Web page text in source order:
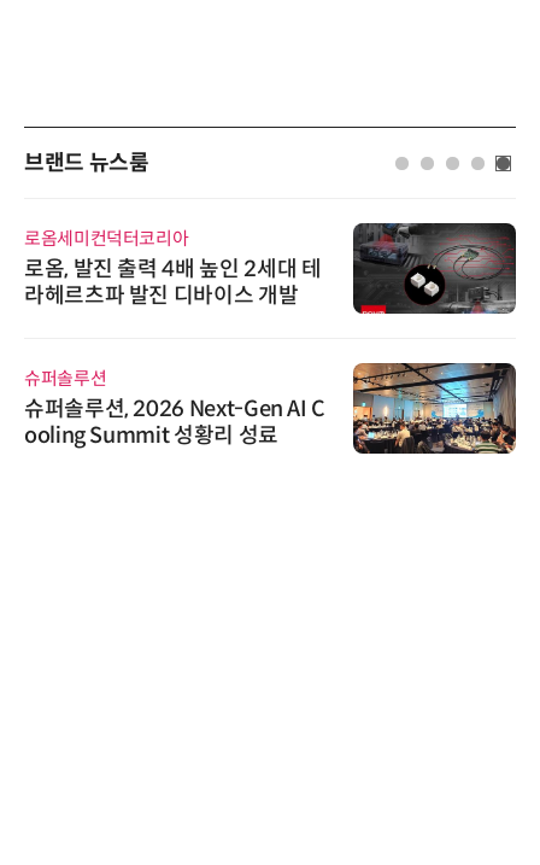
브랜드 뉴스룸
로옴세미컨덕터코리아
로옴, 발진 출력 4배 높인 2세대 테
라헤르츠파 발진 디바이스 개발
슈퍼솔루션
슈퍼솔루션, 2026 Next-Gen AI C
ooling Summit 성황리 성료